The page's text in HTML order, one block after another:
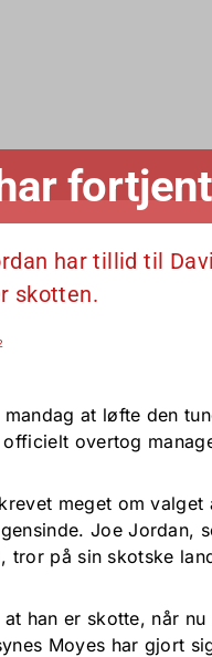
har tillid til
skotten.
at løfte den
overtog
meget om
Joe Jordan,
tror på sin skotske
han er skotte, når
Moyes har gjort